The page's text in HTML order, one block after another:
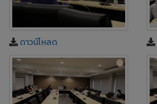
ดาวน์โหลด